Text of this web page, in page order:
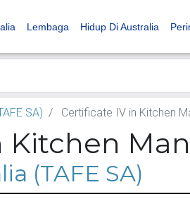
Lembaga Hidup Di Australia
SA) Certificate IV in Kitchen
(TAFE SA)